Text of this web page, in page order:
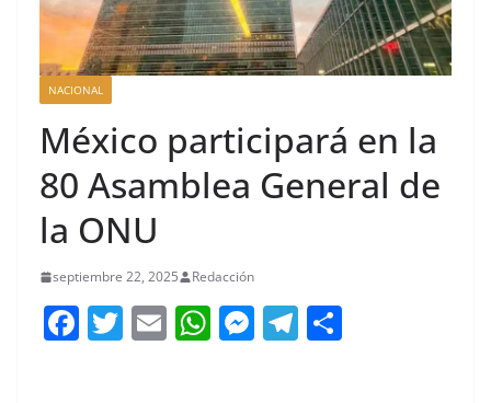
NACIONAL
México participará en la
80 Asamblea General de
la ONU
septiembre 22, 2025 Redacción
F T E W M T